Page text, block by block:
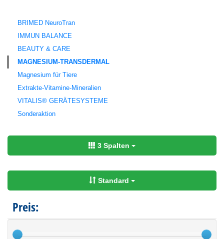
BRIMED NeuroTran
IMMUN BALANCE
BEAUTY & CARE
MAGNESIUM-TRANSDERMAL
Magnesium für Tiere
Extrakte-Vitamine-Mineralien
VITALIS® GERÄTESYSTEME
Sonderaktion
3 Spalten
Standard
Preis: